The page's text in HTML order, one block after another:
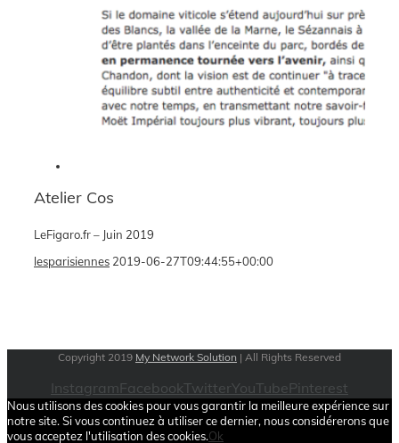
Atelier Cos
LeFigaro.fr – Juin 2019
lesparisiennes 2019-06-27T09:44:55+00:00
Copyright 2019 My Network Solution | All Rights Reserved
InstagramFacebookTwitterYouTubePinterest
Nous utilisons des cookies pour vous garantir la meilleure expérience sur
notre site. Si vous continuez à utiliser ce dernier, nous considérerons que
vous acceptez l'utilisation des cookies.Ok